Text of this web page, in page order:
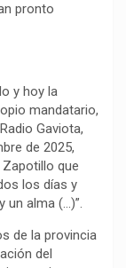
pronto
y hoy la
mandatario,
Gaviota,
de 2025,
que
los días y
un alma (…)”.
de la provincia
del